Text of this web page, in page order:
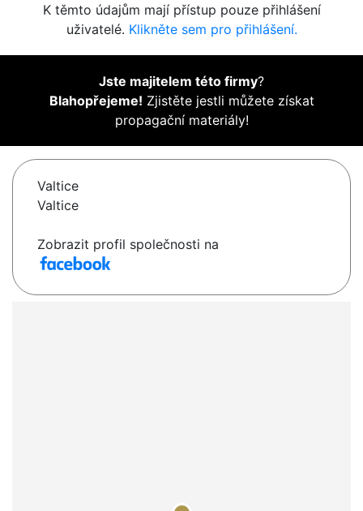
K těmto údajům mají přístup pouze přihlášení
uživatelé. Klikněte sem pro přihlášení.
Jste majitelem této firmy?
Blahopřejeme! Zjistěte jestli můžete získat
propagační materiály!
Valtice
Valtice
Zobrazit profil společnosti na